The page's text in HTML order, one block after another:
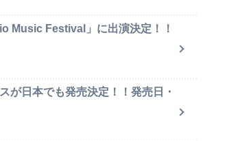
Music Festival」に出演決定！！
が日本でも発売決定！！発売日・